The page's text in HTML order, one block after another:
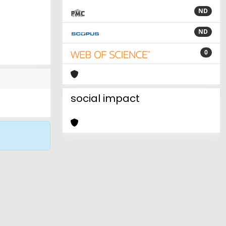
ND
ND
0
social impact